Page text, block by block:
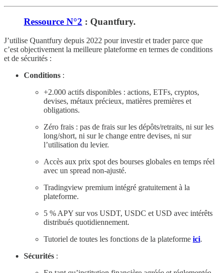
Ressource N°2 : Quantfury.
J’utilise Quantfury depuis 2022 pour investir et trader parce que
c’est objectivement la meilleure plateforme en termes de conditions
et de sécurités :
Conditions :
+2.000 actifs disponibles : actions, ETFs, cryptos,
devises, métaux précieux, matières premières et
obligations.
Zéro frais : pas de frais sur les dépôts/retraits, ni sur les
long/short, ni sur le change entre devises, ni sur
l’utilisation du levier.
Accès aux prix spot des bourses globales en temps réel
avec un spread non-ajusté.
Tradingview premium intégré gratuitement à la
plateforme.
5 % APY sur vos USDT, USDC et USD avec intérêts
distribués quotidiennement.
Tutoriel de toutes les fonctions de la plateforme ici.
Sécurités :